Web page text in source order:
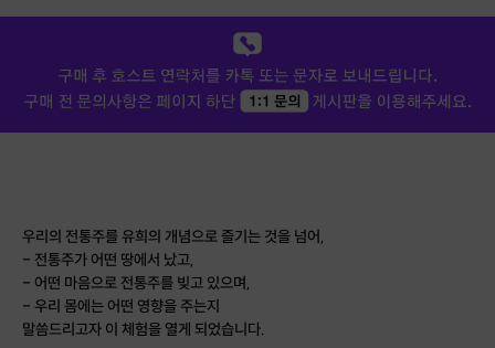
우리의 전통주를 유희의 개념으로 즐기는 것을 넘어,
- 전통주가 어떤 땅에서 났고,
- 어떤 마음으로 전통주를 빚고 있으며,
- 우리 몸에는 어떤 영향을 주는지
말씀드리고자 이 체험을 열게 되었습니다.